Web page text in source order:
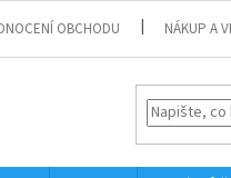
OBCHODU NÁKUP A